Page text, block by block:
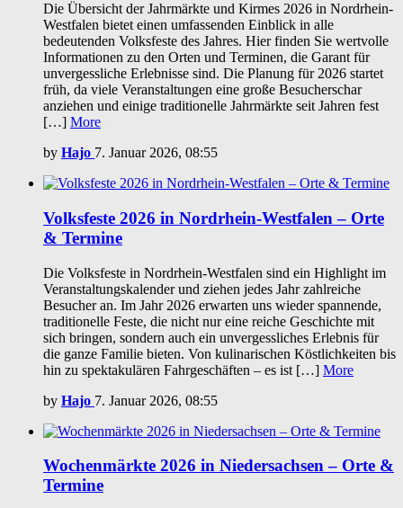
Die Übersicht der Jahrmärkte und Kirmes 2026 in Nordrhein-
Westfalen bietet einen umfassenden Einblick in alle
bedeutenden Volksfeste des Jahres. Hier finden Sie wertvolle
Informationen zu den Orten und Terminen, die Garant für
unvergessliche Erlebnisse sind. Die Planung für 2026 startet
früh, da viele Veranstaltungen eine große Besucherschar
anziehen und einige traditionelle Jahrmärkte seit Jahren fest
[…] More
by Hajo 7. Januar 2026, 08:55
Volksfeste 2026 in Nordrhein-Westfalen – Orte
& Termine
Die Volksfeste in Nordrhein-Westfalen sind ein Highlight im
Veranstaltungskalender und ziehen jedes Jahr zahlreiche
Besucher an. Im Jahr 2026 erwarten uns wieder spannende,
traditionelle Feste, die nicht nur eine reiche Geschichte mit
sich bringen, sondern auch ein unvergessliches Erlebnis für
die ganze Familie bieten. Von kulinarischen Köstlichkeiten bis
hin zu spektakulären Fahrgeschäften – es ist […] More
by Hajo 7. Januar 2026, 08:55
Wochenmärkte 2026 in Niedersachsen – Orte &
Termine